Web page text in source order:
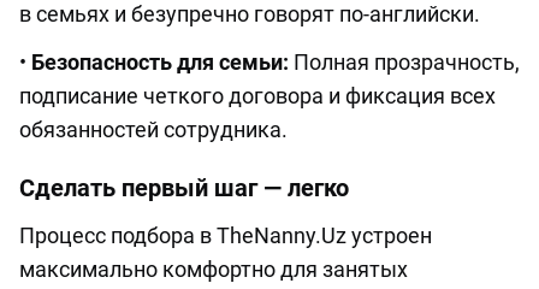
в семьях и безупречно говорят по-английски.
• Безопасность для семьи: Полная прозрачность,
подписание четкого договора и фиксация всех
обязанностей сотрудника.
Сделать первый шаг — легко
Процесс подбора в TheNanny.Uz устроен
максимально комфортно для занятых